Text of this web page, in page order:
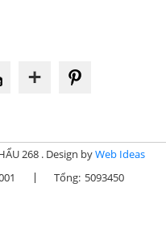
268 . Design byWeb Ideas
Tổng: 5093450